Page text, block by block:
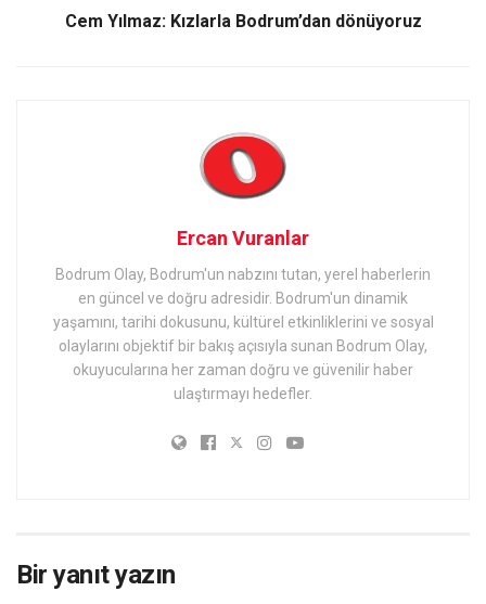
Cem Yılmaz: Kızlarla Bodrum’dan dönüyoruz
Ercan Vuranlar
Bodrum Olay, Bodrum'un nabzını tutan, yerel haberlerin
en güncel ve doğru adresidir. Bodrum'un dinamik
yaşamını, tarihi dokusunu, kültürel etkinliklerini ve sosyal
olaylarını objektif bir bakış açısıyla sunan Bodrum Olay,
okuyucularına her zaman doğru ve güvenilir haber
ulaştırmayı hedefler.
Bir yanıt yazın